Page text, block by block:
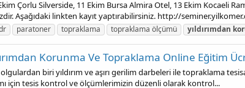
Çorlu Silverside, 11 Ekim Bursa Almira Otel, 13 Ekim Kocaeli
Aşağıdaki linkten kayıt yaptırabilirsiniz. http://
paratoner topraklama topraklama ölçümü yıldırımdan
Korunma Ve Topraklama Online Eğitim
biri yıldırım ve aşırı gerilim darbeleri ile topraklama
için tesis kontrol ve ölçümlerimizin düzenli olarak kontrol...